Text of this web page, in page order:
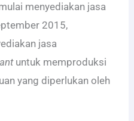
menyediakan jasa
2015,
jasa
untuk memproduksi
yang diperlukan oleh